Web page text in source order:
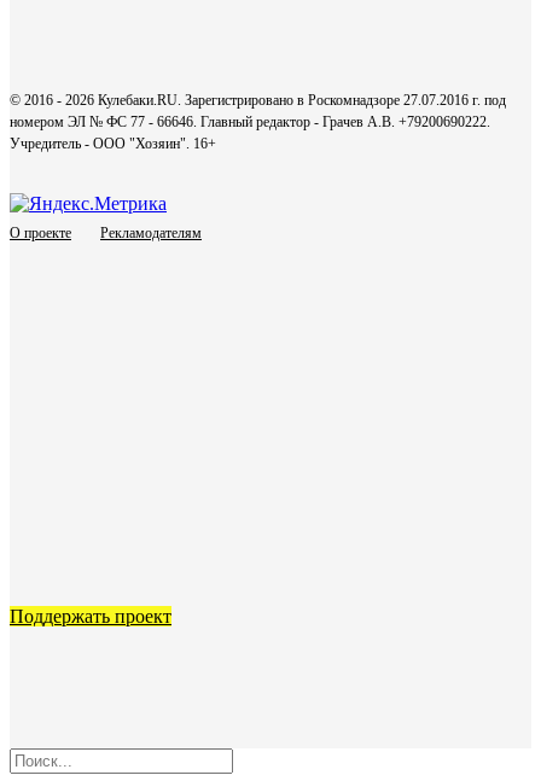
© 2016 - 2026 Кулебаки.RU. Зарегистрировано в Роскомнадзоре 27.07.2016 г. под
номером ЭЛ № ФС 77 - 66646. Главный редактор - Грачев А.В. +79200690222.
Учредитель - ООО "Хозяин". 16+
О проекте Рекламодателям
Поддержать проект